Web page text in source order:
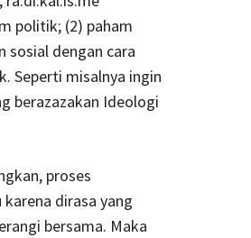
politik; (2) paham
sosial dengan cara
Seperti misalnya ingin
berazazakan Ideologi
proses
dirasa yang
bersama. Maka